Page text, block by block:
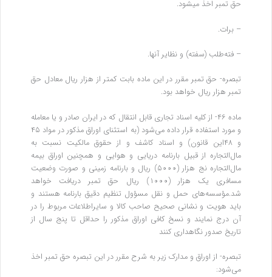
حق تمبر اخذ میشود.
– برات.
– فته‌طلب (‌سفته) و نظایر آنها.
تبصره- حق تمبر مقرر در این ماده بابت کمتر از هزار ریال معادل حق
تمبر هزار ریال خواهد بود.
‌ماده ۴۶- از کلیه اسناد تجاری قابل انتقال که در ایران صادر و یا معامله
و مورد استفاده قرار داده می‌شود (‌به استثنای اوراق مذکور در مواد ۴۵
و ۴۸‌این قانون) و اسناد کاشف و از حقوق مالکیت نسبت به
مال‌التجاره از قبیل بارنامه دریایی و هوایی و همچنین اوراق بیمه
مال‌التجاره نج هزار (۵۰۰۰) ریال و بارنامه زمینی و صورت وضعیت
مسافری یک هزار (۱۰۰۰) ریال حق تمبر دریافت خواهد
شد.مؤسسه‌های حمل و نقل مسؤول تنظیم دقیق بارنامه هستند و
باید هویت و نشانی صحیح صاحب کالا و سایر‌اطلاعات مربوط را در
آن درج نمایند و نسخ کافی اوراق مذکور را حداقل تا پنج سال از
تاریخ صدور نگاهداری کنند
تبصره- از اوراق و مدارک زیر به شرح مقرر در این تبصره حق تمبر اخذ
می‌شود: